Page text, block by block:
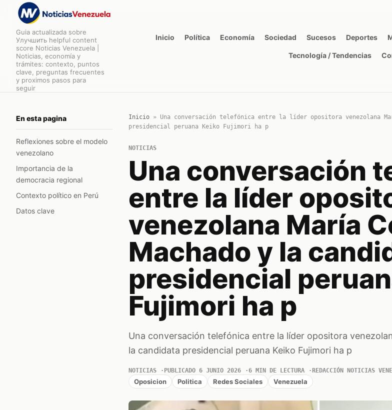
Guia actualizada sobre
Улучшить helpful content
score Noticias Venezuela |
Noticias, economía y
trámites: contexto, puntos
clave, preguntas frecuentes
y proximos pasos para
seguir
Inicio Política Economía Sociedad Sucesos Deportes
Tecnología / Tendencias
En esta pagina
Reflexiones sobre el modelo
venezolano
Importancia de la
democracia regional
Contexto político en Perú
Datos clave
Inicio» Una conversación telefónica entre la líder opositora venezolana
presidencial peruana Keiko Fujimori ha p
NOTICIAS
Una conversación
entre la líder
venezolana María
Machado y la
presidencial
Fujimori ha p
Una conversación telefónica entre la líder opositora
la candidata presidencial peruana Keiko Fujimori ha p
NOTICIAS PUBLICADO 6 JUNIO 2026 6 MIN DE LECTURA REDACCIÓN NOTICIAS
Oposicion Politica Redes Sociales Venezuela